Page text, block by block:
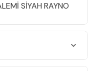
SİYAH RAYNO